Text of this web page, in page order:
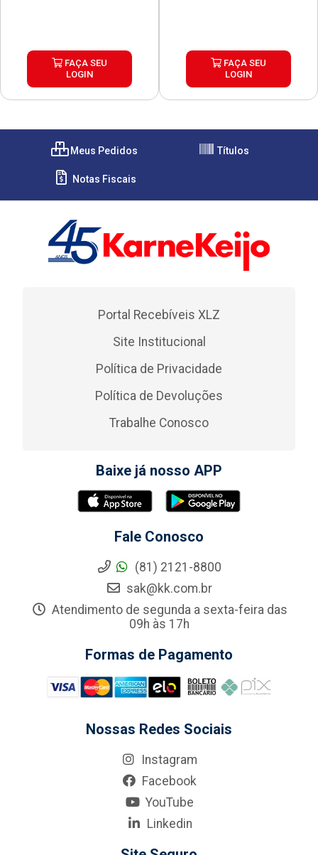
FAÇA SEU
LOGIN
FAÇA SEU
LOGIN
Meus Pedidos Títulos
Notas Fiscais
Portal Recebíveis XLZ
Site Institucional
Política de Privacidade
Política de Devoluções
Trabalhe Conosco
Baixe já nosso APP
Fale Conosco
(81) 2121-8800
sak@kk.com.br
Atendimento de segunda a sexta-feira das
09h às 17h
Formas de Pagamento
Nossas Redes Sociais
Instagram
Facebook
YouTube
Linkedin